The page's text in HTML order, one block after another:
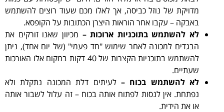
מדויקת של נוזל כביסה, אך לאלו מכם שעוד רוצים להשתמש
באבקה – עקבו אחר הוראות היצרן הכתובות על הקופסא.
לא להשתמש בתוכניות ארוכות – מכיוון שאנו זורקים את
הבגדים למכונה לאחר שימוש "חד פעמי" (של יום אחד), ניתן
להשתמש בתוכניות הקצרות של 40 דקות במקום אלו האורכות
שעתיים.
לא להשתמש בכוח – לעיתים דלת המכונה נתקלת ולא
נפתחת. אין לנסות לפתוח אותה בכוח – זה עלול לשבור אותה
או את הידית.